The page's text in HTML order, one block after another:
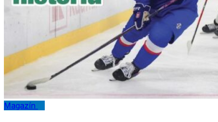
Magazín